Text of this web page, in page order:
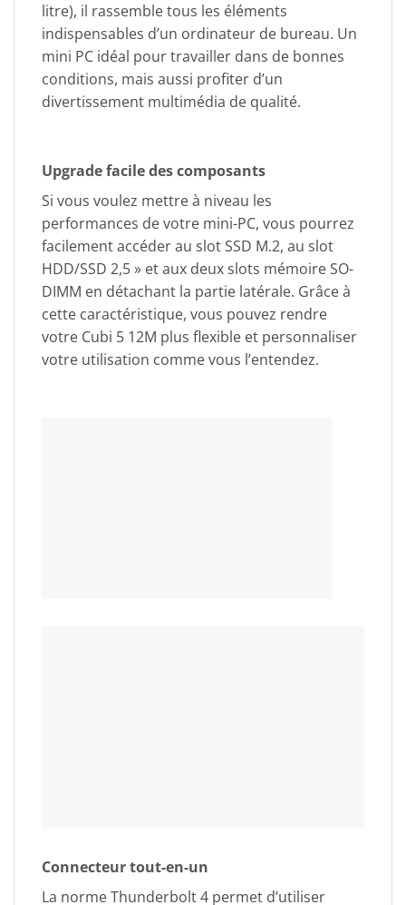
litre), il rassemble tous les éléments
indispensables d’un ordinateur de bureau. Un
mini PC idéal pour travailler dans de bonnes
conditions, mais aussi profiter d’un
divertissement multimédia de qualité.
Upgrade facile des composants
Si vous voulez mettre à niveau les
performances de votre mini-PC, vous pourrez
facilement accéder au slot SSD M.2, au slot
HDD/SSD 2,5 » et aux deux slots mémoire SO-
DIMM en détachant la partie latérale. Grâce à
cette caractéristique, vous pouvez rendre
votre Cubi 5 12M plus flexible et personnaliser
votre utilisation comme vous l’entendez.
Connecteur tout-en-un
La norme Thunderbolt 4 permet d’utiliser